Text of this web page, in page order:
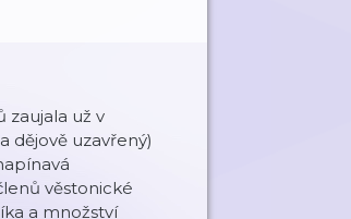
zaujala už v
dějově uzavřený)
věstonické
a množství